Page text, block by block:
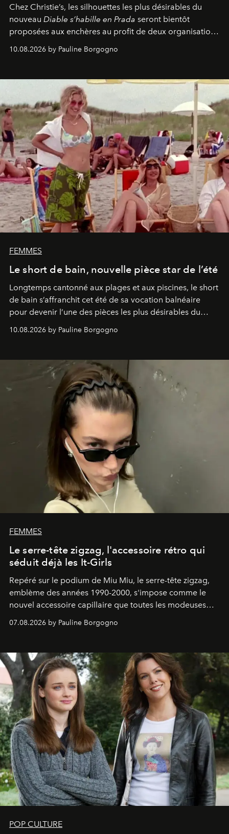
Chez Christie’s, les silhouettes les plus désirables du
nouveau Diable s’habille en Prada seront bientôt
proposées aux enchères au profit de deux organisations
engagées pour la presse et la mode.
10.08.2026 by Pauline Borgogno
FEMMES
Le short de bain, nouvelle pièce star de l’été
Longtemps cantonné aux plages et aux piscines, le short
de bain s’affranchit cet été de sa vocation balnéaire
pour devenir l’une des pièces les plus désirables du
10.08.2026 by Pauline Borgogno
FEMMES
Le serre-tête zigzag, l'accessoire rétro qui
séduit déjà les It-Girls
Repéré sur le podium de Miu Miu, le serre-tête zigzag,
emblème des années 1990-2000, s'impose comme le
nouvel accessoire capillaire que toutes les modeuses
s'arrachent déjà.
07.08.2026 by Pauline Borgogno
POP CULTURE